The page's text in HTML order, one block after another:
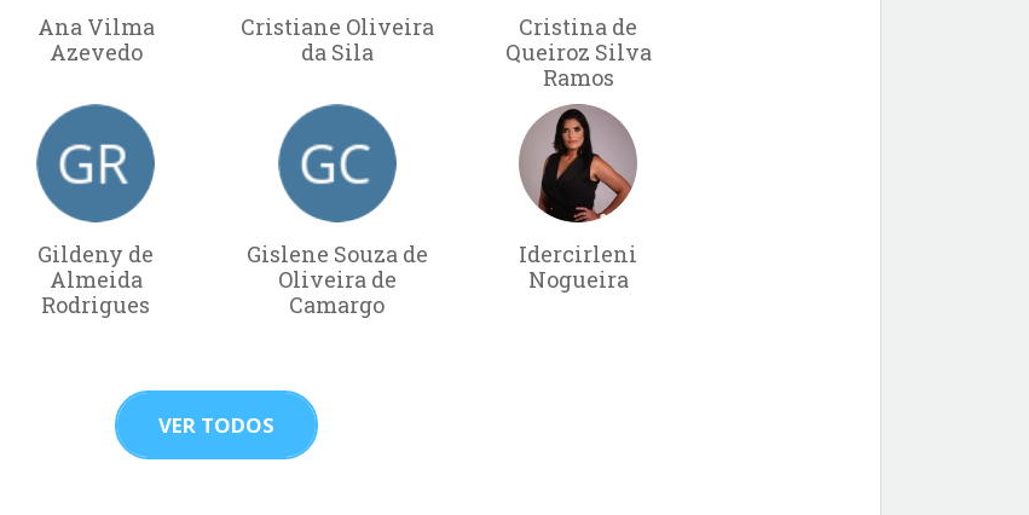
Ana Vilma
Azevedo
Cristiane Oliveira
da Sila
Cristina de
Queiroz Silva
Ramos
Gildeny de
Almeida
Rodrigues
Gislene Souza de
Oliveira de
Camargo
Idercirleni
Nogueira
VER TODOS